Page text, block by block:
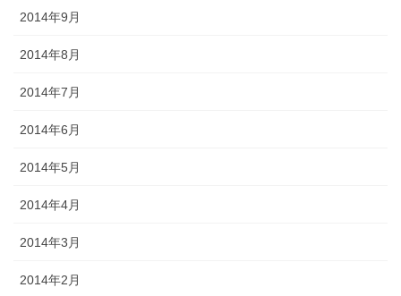
2014年9月
2014年8月
2014年7月
2014年6月
2014年5月
2014年4月
2014年3月
2014年2月